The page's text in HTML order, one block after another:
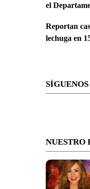
el
Reportan
lechuga en
NUESTRO